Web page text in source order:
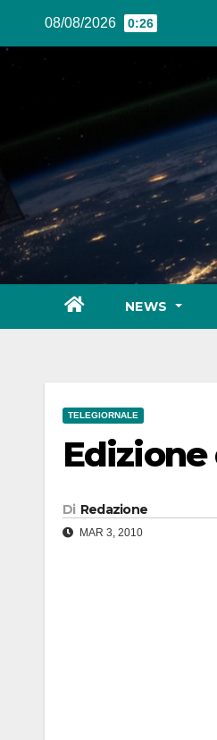
08/08/2026 0:26
NEWS
TELEGIORNALE
Edizione
Di Redazione
MAR 3, 2010